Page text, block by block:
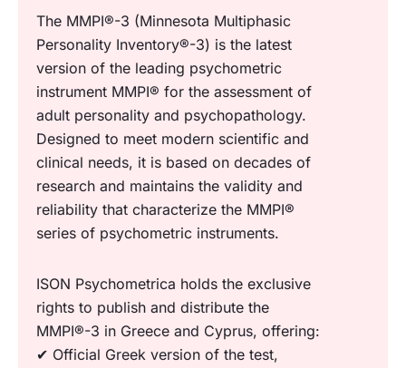
The MMPI®-3 (Minnesota Multiphasic
Personality Inventory®-3) is the latest
version of the leading psychometric
instrument MMPI® for the assessment of
adult personality and psychopathology.
Designed to meet modern scientific and
clinical needs, it is based on decades of
research and maintains the validity and
reliability that characterize the MMPI®
series of psychometric instruments.
ISON Psychometrica holds the exclusive
rights to publish and distribute the
MMPI®-3 in Greece and Cyprus, offering:
✔ Official Greek version of the test,